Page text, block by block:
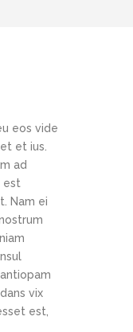
eos vide
et ius.
ad
est
Nam ei
vix
est,